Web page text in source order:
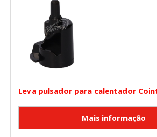
Leva pulsador para calentador